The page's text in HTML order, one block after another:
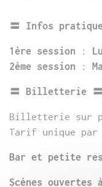
〓 Infos
1ère session :
2ème session :
〓 Billetterie 〓
Billetterie sur
Tarif unique par
Bar et petite
Scènes ouvertes